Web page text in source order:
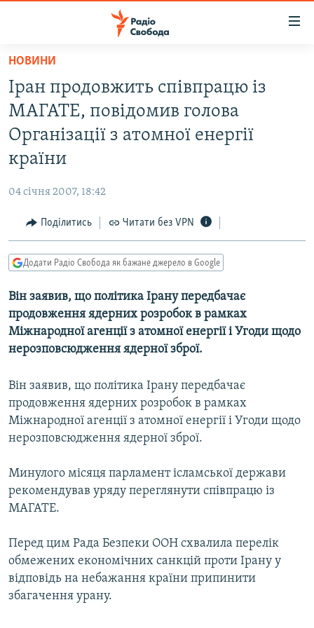
Перейти
основного
матеріалу
Перейти
до
основної
Перейти
пошуку
ВСЕ ЗА ДОБУ
СТАТТІ
ПОЛІТИКА
КУЛЬТУРА
СПОРТ
СВІТ
ВІЙНА
ДОНБАС.РЕАЛІЇ
КРИМ.РЕАЛІЇ
ТИ ЯК?
КИТАЙ.ВИКЛИКИ
МУЛЬТИМЕДІА
ФОТО
СПЕЦПРОЄКТИ
ПОДКАСТИ
КРИМ РЕАЛІЇ
КТАТ
ДОЛУЧАЙСЯ!
НОВИНИ
Іран продовжить співпрацю із
МАГАТЕ, повідомив голова
Організації з атомної енергії
країни
04 січня 2007, 18:42
Поділитись Читати без VPN
Додати Радіо Свобода як бажане джерело в Google
Він заявив, що політика Ірану передбачає
продовження ядерних розробок в рамках
Міжнародної агенції з атомної енергії і Угоди щодо
нерозповсюдження ядерної зброї.
Він заявив, що політика Ірану передбачає
продовження ядерних розробок в рамках
Міжнародної агенції з атомної енергії і Угоди щодо
нерозповсюдження ядерної зброї.
Минулого місяця парламент ісламської держави
рекомендував уряду переглянути співпрацю із
МАГАТЕ.
Перед цим Рада Безпеки ООН схвалила перелік
обмежених економічних санкцій проти Ірану у
відповідь на небажання країни припинити
збагачення урану.